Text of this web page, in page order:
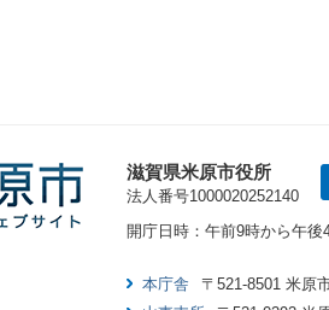
滋賀県米原市役所
法人番号1000020252140
開庁日時：午前9時から午後
本庁舎
〒521-8501 米原